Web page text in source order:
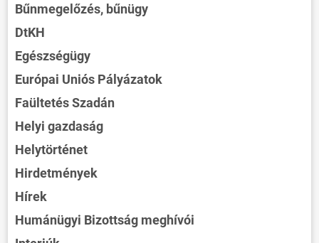
Bűnmegelőzés, bűnügy
DtKH
Egészségügy
Európai Uniós Pályázatok
Faültetés Szadán
Helyi gazdaság
Helytörténet
Hirdetmények
Hírek
Humánügyi Bizottság meghívói